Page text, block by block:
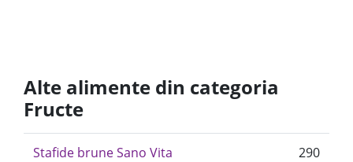
Alte alimente din categoria
Fructe
Stafide brune Sano Vita
290